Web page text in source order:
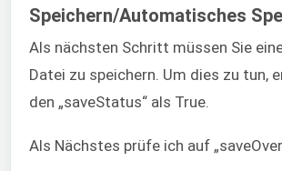
Speichern/Automatisches
Als nächsten Schritt müssen Sie
Datei zu speichern. Um dies zu tun,
den „saveStatus“ als True.
Als Nächstes prüfe ich auf